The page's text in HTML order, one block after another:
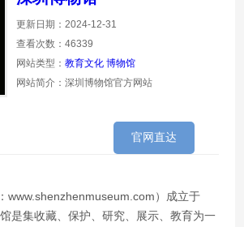
更新日期：2024-12-31
查看次数：46339
网站类型：教育文化 博物馆
网站简介：深圳博物馆官方网站
官网直达
www.shenzhenmuseum.com）成立于
是集收藏、保护、研究、展示、教育为一